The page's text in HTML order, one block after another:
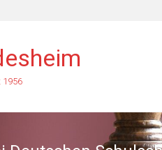
1956